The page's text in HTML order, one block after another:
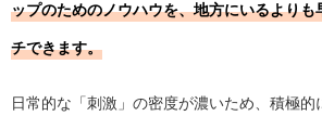
ップのためのノウハウを、地方にいるよりも
チできます。
日常的な「刺激」の密度が濃いため、積極的